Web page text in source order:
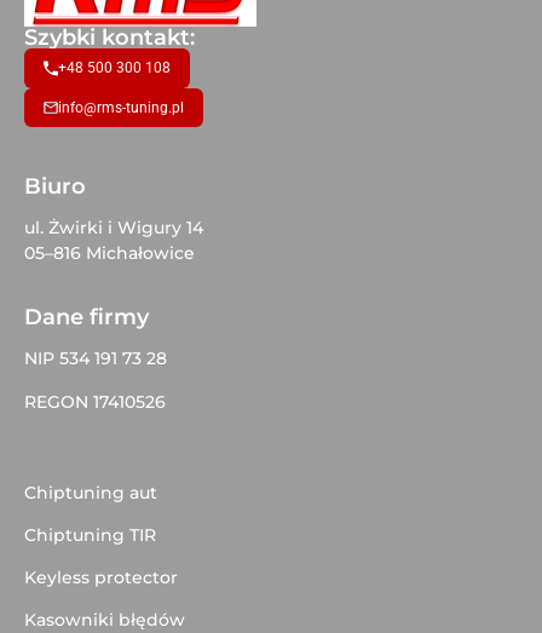
Szybki kontakt:
+48 500 300 108
info@rms-tuning.pl
Biuro
ul. Żwirki i Wigury 14
05–816 Michałowice
Dane firmy
NIP 534 191 73 28
REGON 17410526
Chiptuning aut
Chiptuning TIR
Keyless protector
Kasowniki błędów